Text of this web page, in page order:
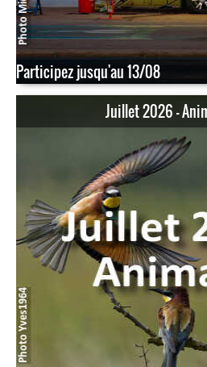
Participez jusqu'au 13/08
Juillet 2026 -